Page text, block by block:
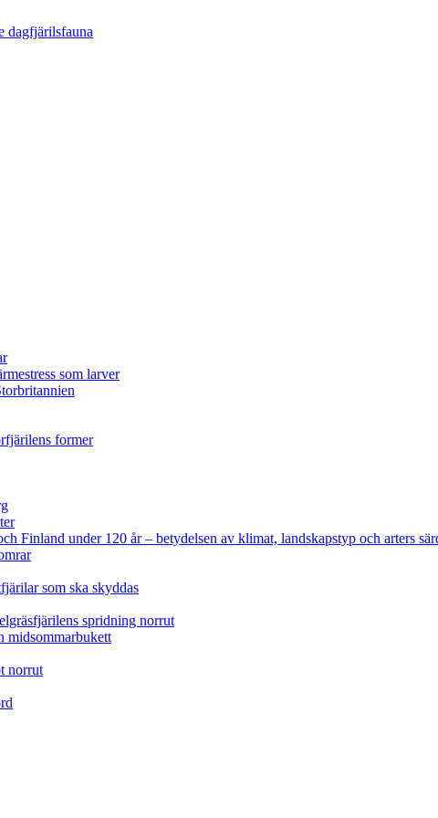
som larver
former
Finland under 120 år– betydelsen av klimat, landskapstyp och arters
som ska skyddas
spridning norrut
midsommarbukett
norrut